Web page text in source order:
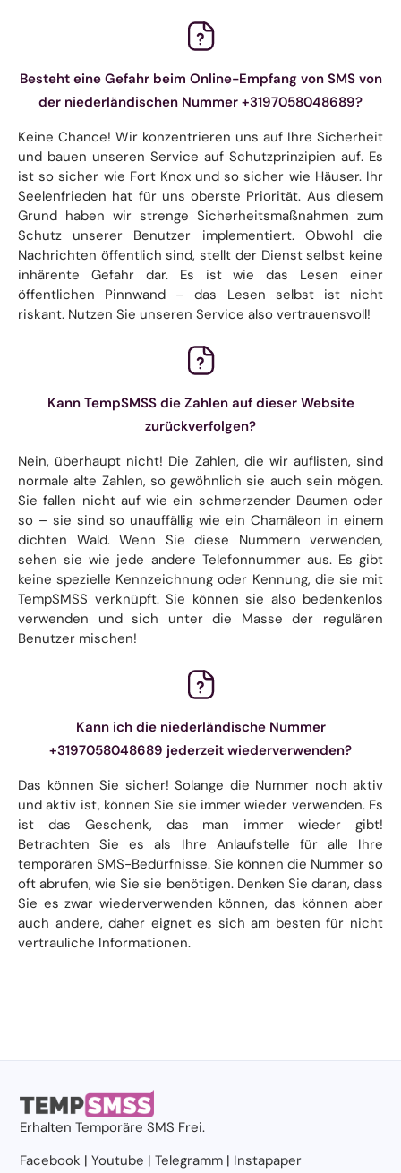
Besteht eine Gefahr beim Online-Empfang von SMS von
der niederländischen Nummer +3197058048689?
Keine Chance! Wir konzentrieren uns auf Ihre Sicherheit
und bauen unseren Service auf Schutzprinzipien auf. Es
ist so sicher wie Fort Knox und so sicher wie Häuser. Ihr
Seelenfrieden hat für uns oberste Priorität. Aus diesem
Grund haben wir strenge Sicherheitsmaßnahmen zum
Schutz unserer Benutzer implementiert. Obwohl die
Nachrichten öffentlich sind, stellt der Dienst selbst keine
inhärente Gefahr dar. Es ist wie das Lesen einer
öffentlichen Pinnwand – das Lesen selbst ist nicht
riskant. Nutzen Sie unseren Service also vertrauensvoll!
Kann TempSMSS die Zahlen auf dieser Website
zurückverfolgen?
Nein, überhaupt nicht! Die Zahlen, die wir auflisten, sind
normale alte Zahlen, so gewöhnlich sie auch sein mögen.
Sie fallen nicht auf wie ein schmerzender Daumen oder
so – sie sind so unauffällig wie ein Chamäleon in einem
dichten Wald. Wenn Sie diese Nummern verwenden,
sehen sie wie jede andere Telefonnummer aus. Es gibt
keine spezielle Kennzeichnung oder Kennung, die sie mit
TempSMSS verknüpft. Sie können sie also bedenkenlos
verwenden und sich unter die Masse der regulären
Benutzer mischen!
Kann ich die niederländische Nummer
+3197058048689 jederzeit wiederverwenden?
Das können Sie sicher! Solange die Nummer noch aktiv
und aktiv ist, können Sie sie immer wieder verwenden. Es
ist das Geschenk, das man immer wieder gibt!
Betrachten Sie es als Ihre Anlaufstelle für alle Ihre
temporären SMS-Bedürfnisse. Sie können die Nummer so
oft abrufen, wie Sie sie benötigen. Denken Sie daran, dass
Sie es zwar wiederverwenden können, das können aber
auch andere, daher eignet es sich am besten für nicht
vertrauliche Informationen.
ErhaltenTemporäre SMS Frei.
Facebook |Youtube |Telegramm | Instapaper